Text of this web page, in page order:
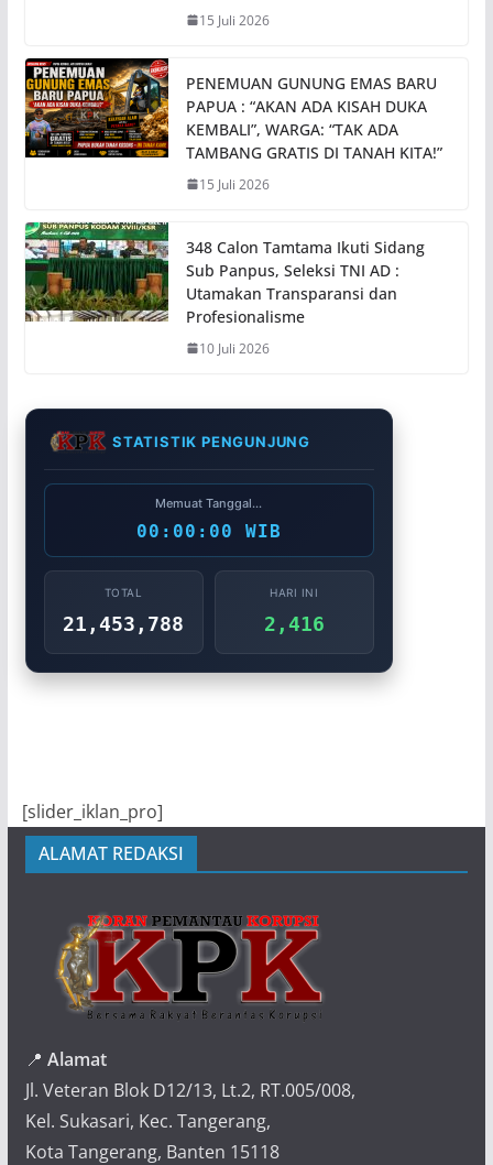
15 Juli 2026
PENEMUAN GUNUNG EMAS BARU
PAPUA : “AKAN ADA KISAH DUKA
KEMBALI”, WARGA: “TAK ADA
TAMBANG GRATIS DI TANAH KITA!”
15 Juli 2026
348 Calon Tamtama Ikuti Sidang
Sub Panpus, Seleksi TNI AD :
Utamakan Transparansi dan
Profesionalisme
10 Juli 2026
STATISTIK PENGUNJUNG
Memuat Tanggal...
00:00:00 WIB
TOTAL
21,453,788
HARI INI
2,416
[slider_iklan_pro]
ALAMAT REDAKSI
📍 Alamat
Jl. Veteran Blok D12/13, Lt.2, RT.005/008,
Kel. Sukasari, Kec. Tangerang,
Kota Tangerang, Banten 15118